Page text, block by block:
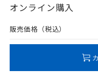
在庫等で未対応品が混在
問い合わせください。
オンライン購入
販売価格（税込）